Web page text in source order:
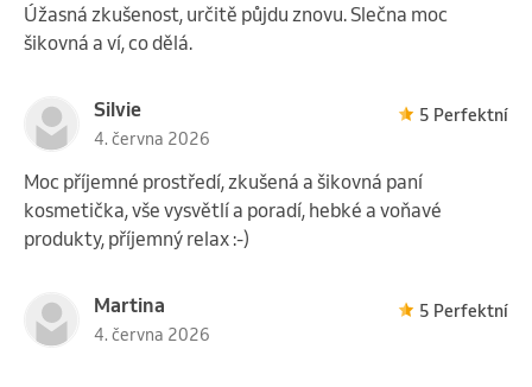
Úžasná zkušenost, určitě půjdu znovu. Slečna moc
šikovná a ví, co dělá.
Silvie
4. června 2026
5 Perfektní
Moc příjemné prostředí, zkušená a šikovná paní
kosmetička, vše vysvětlí a poradí, hebké a voňavé
produkty, příjemný relax :-)
Martina
4. června 2026
5 Perfektní